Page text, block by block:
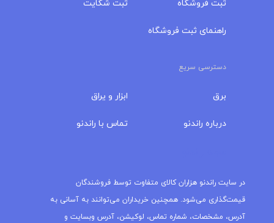
ثبت فروشگاه
راهنمای ثبت فروشگاه
ثبت شکایت
دسترسی سریع
برق
درباره‌ راندنو
ابزار و یراق
تماس با راندنو
در سایت راندنو هزاران کالای متفاوت توسط فروشندگان
قیمت‌گذاری می‌شود. همچنین خریداران می‌توانند به آسانی به
آدرس، مشخصات، شماره تماس، لوکیشن، آدرس وبسایت و